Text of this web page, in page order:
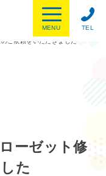
TEL
MENU
ご依頼をいただきました
ーゼット修
た